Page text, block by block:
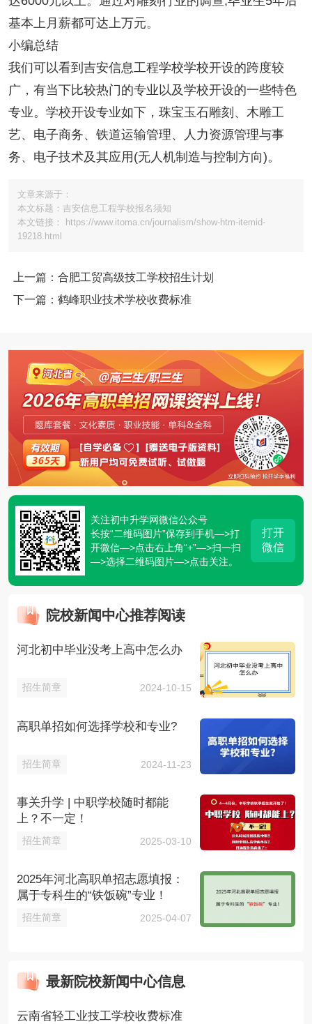
基本上月薪都可达上万元。
小编总结
我们可以看到吉安信息工程学校学校开设的跨度较
广，有当下比较热门的专业以及学校开设的一些特色
专业。学校开设专业如下，珠宝玉石雕刻、木雕工
艺、电子商务、铁道运输管理、人力资源管理与事
务、电子技术及其应用(无人机制造与控制方向)。
文章来源于：
本文标题：吉安信息工程学校报名须知
本文链接： https://www.itoma.cn/journalism/show-htm-itemid-
19218.html
上一篇：合肥工贸高级技工学校招生计划
下一篇：鹤峰职业技术学校收费标准
关注初中升学网微信公众号
长按“二维码图片”保存到手机—>打
开微信—>点击右上角“+”—>扫一扫
—>选择二维码图片—>点击关注。
打开
微信
院校新闻中心推荐阅读
河北初中毕业没考上高中怎么办
招生简章 2024-10-15
高职单招如何选择学校和专业?
招生简章 2024-11-23
事关升学 | 中职学校随时都能
上？不一定！
招生简章 2025-03-10
2025年河北高职单招志愿填报：
属于专科生的“铁饭碗”专业！
招生简章 2025-04-07
最新院校新闻中心信息
云南省轻工业技工学校收费标准